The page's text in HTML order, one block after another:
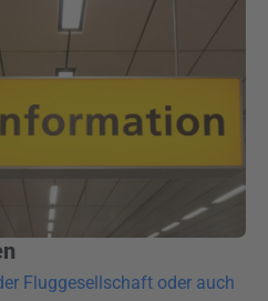
Fluggesellschaft oder auch